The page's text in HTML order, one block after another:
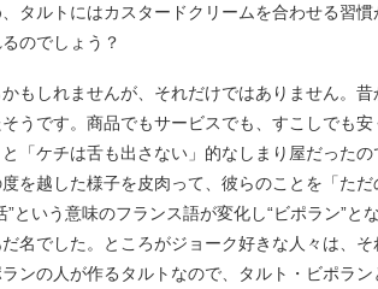
タルトにはカスタードクリームを合わせる習
のでしょう？
もしれませんが、それだけではありません。昔
うです。商品でもサービスでも、すこしでも
「ケチは舌も出さない」的なしまり屋だった
を越した様子を皮肉って、彼らのことを「た
”という意味のフランス語が変化し“ビポラン”と
名でした。ところがジョーク好きな人々は、
ンの人が作るタルトなので、タルト・ビポラ